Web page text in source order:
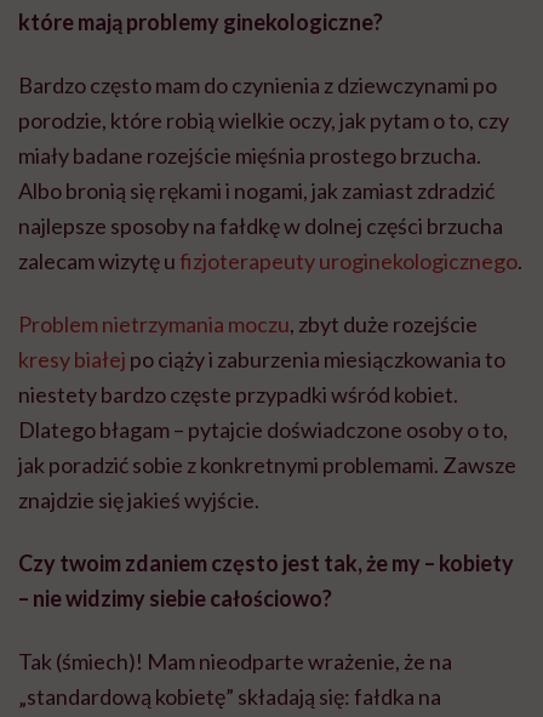
które mają problemy ginekologiczne?
Bardzo często mam do czynienia z dziewczynami po
porodzie, które robią wielkie oczy, jak pytam o to, czy
miały badane rozejście mięśnia prostego brzucha.
Albo bronią się rękami i nogami, jak zamiast zdradzić
najlepsze sposoby na fałdkę w dolnej części brzucha
zalecam wizytę ufizjoterapeuty uroginekologicznego.
Problem nietrzymania moczu, zbyt duże rozejście
kresy białej po ciąży i zaburzenia miesiączkowania to
niestety bardzo częste przypadki wśród kobiet.
Dlatego błagam – pytajcie doświadczone osoby o to,
jak poradzić sobie z konkretnymi problemami. Zawsze
znajdzie się jakieś wyjście.
Czy twoim zdaniem często jest tak, że my – kobiety
– nie widzimy siebie całościowo?
Tak (śmiech)! Mam nieodparte wrażenie, że na
„standardową kobietę” składają się: fałdka na